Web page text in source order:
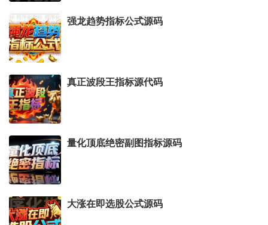
强龙趋势指标公式源码
真正波段王指标源代码
量化顶底绝密副图指标源码
大涨在即选股公式源码